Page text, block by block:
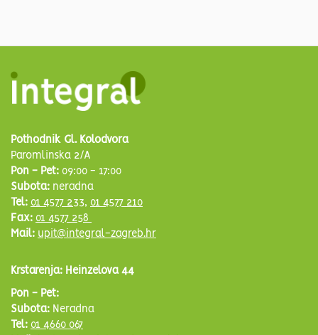
Pothodnik Gl. Kolodvora
Paromlinska 2/A
Pon - Pet: 09:00 - 17:00
Subota: neradna
Tel: 01 4577 233, 01 4577 210
Fax: 01 4577 258
Mail: upit@integral-zagreb.hr
Krstarenja: Heinzelova 44
Pon - Pet:
Subota: Neradna
Tel: 01 4660 067